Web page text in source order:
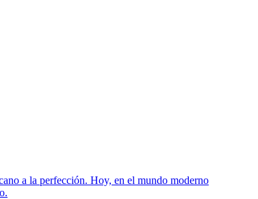
a la perfección. Hoy, en el mundo moderno